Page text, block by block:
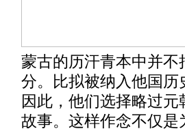
蒙古的历汗青本中并
分。比拟被纳入他国
因此，他们选择略过
故事。这样作念不仅